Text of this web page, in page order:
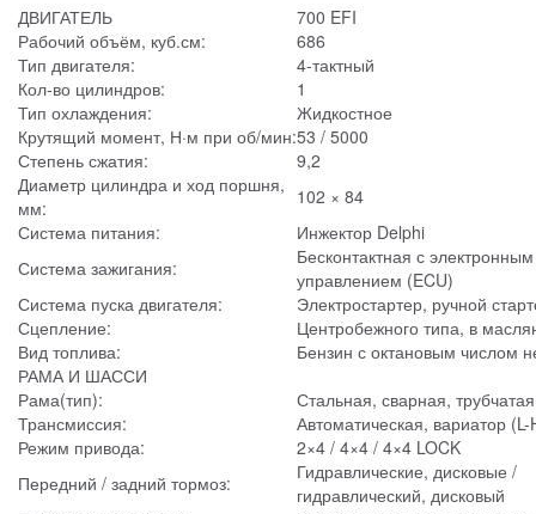
ДВИГАТЕЛЬ
700 EFI
Рабочий объём, куб.см:
686
Тип двигателя:
4-тактный
Кол-во цилиндров:
1
Тип охлаждения:
Жидкостное
Крутящий момент, Н·м при об/мин:53 / 5000
Степень сжатия:
9,2
Диаметр цилиндра и ход поршня,
мм:
102 × 84
Система питания:
Инжектор Delphi
Система зажигания:
Бесконтактная с электронным
управлением (ECU)
Система пуска двигателя:
Электростартер, ручной
Сцепление:
Центробежного типа, в
Вид топлива:
Бензин с октановым числом
РАМА И ШАССИ
Рама(тип):
Стальная, сварная, трубчатая
Трансмиссия:
Автоматическая, вариатор
Режим привода:
2×4 / 4×4 / 4×4 LOCK
Передний / задний тормоз:
Гидравлические, дисковые /
гидравлический, дисковый